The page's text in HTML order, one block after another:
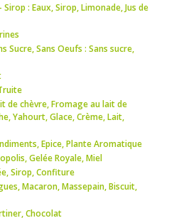
Sirop : Eaux,Sirop,Limonade,Jus de
Sucre, Sans Oeufs : Sans sucre,
de chèvre,Fromage au lait de
,Yahourt,Glace,Crème,Lait,
,Epice,Plante Aromatique
,Gelée Royale,Miel
,Sirop,Confiture
,Macaron,Massepain,Biscuit,
,Chocolat